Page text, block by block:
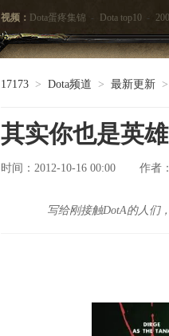
视频： Dota蛋疼集锦 - Dota top10 -
17173 > Dota频道 > 最新更新 >
其实你也是英
时间：2012-10-16 00:00 作者：
写给刚接触DotA的人们